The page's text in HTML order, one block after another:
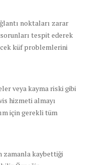
noktaları zarar
tespit ederek
küf problemlerini
veya kayma riski gibi
hizmeti almayı
için gerekli tüm
zamanla kaybettiği